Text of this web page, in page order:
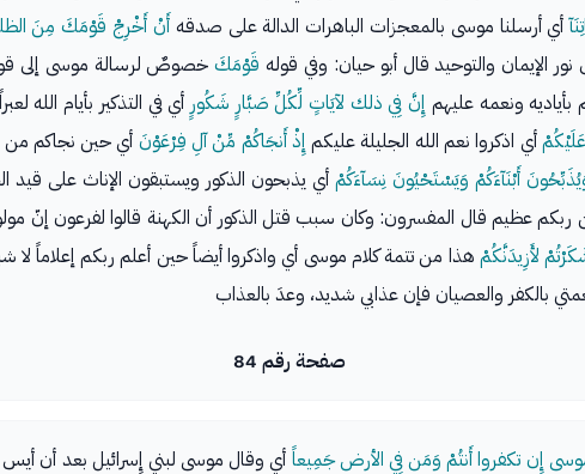
أي أرسلنا موسى بالمعجزات الباهرات الدالة على صدقهأَنْ أَخْرِجْ قَوْمَكَ مِنَ
الإيمان والتوحيد قال أبو حيان: وفي قوله قَوْمَكَخصوصٌ لرسالة موسى إلى
ونعمه عليهم إِنَّ فِي ذلك لآيَاتٍ لِّكُلِّ صَبَّارٍ شَكُورٍ أي في التذكير بأيام الله
أي اذكروا نعم الله الجليلة عليكم إِذْ أَنجَاكُمْ مِّنْ آلِ فِرْعَوْنَ أي حين نجاكم من
أَبْنَآءَكُمْ وَيَسْتَحْيُونَ نِسَآءَكُمْ أي يذبحون الذكور ويستبقون الإناث على قيد
ربكم عظيم قال المفسرون: وكان سبب قتل الذكور أن الكهنة قالوا لفرعون إنّ
لأَزِيدَنَّكُمْ هذا من تتمة كلام موسى أي واذكروا أيضاً حين أعلم ربكم إعلاماً
بالكفر والعصيان فإن عذابي شديد، وعدَ بالعذاب
صفحة رقم 84
إِن تكفروا أَنتُمْ وَمَن فِي الأرض جَمِيعاً أي وقال موسى لبني إِسرائيل بعد أن